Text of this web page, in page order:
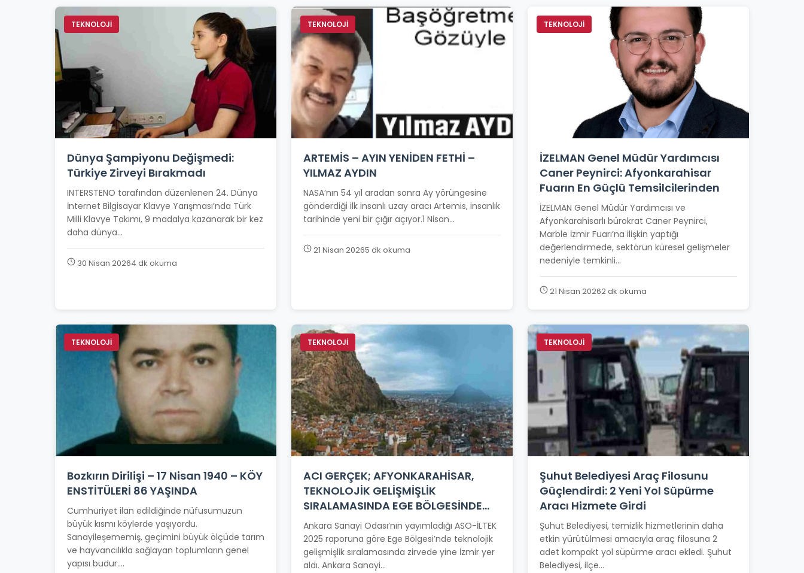
TEKNOLOJİ
Dünya Şampiyonu Değişmedi:
Türkiye Zirveyi Bırakmadı
INTERSTENO tarafından düzenlenen 24. Dünya
İnternet Bilgisayar Klavye Yarışması’nda Türk
Milli Klavye Takımı, 9 madalya kazanarak bir kez
daha dünya...
30 Nisan 20264 dk okuma
TEKNOLOJİ
ARTEMİS – AYIN YENİDEN FETHİ –
YILMAZ AYDIN
NASA’nın 54 yıl aradan sonra Ay yörüngesine
gönderdiği ilk insanlı uzay aracı Artemis, insanlık
tarihinde yeni bir çığır açıyor.1 Nisan...
21 Nisan 20265 dk okuma
TEKNOLOJİ
İZELMAN Genel Müdür Yardımcısı
Caner Peynirci: Afyonkarahisar
Fuarın En Güçlü Temsilcilerinden
İZELMAN Genel Müdür Yardımcısı ve
Afyonkarahisarlı bürokrat Caner Peynirci,
Marble İzmir Fuarı’na ilişkin yaptığı
değerlendirmede, sektörün küresel gelişmeler
nedeniyle temkinli...
21 Nisan 20262 dk okuma
TEKNOLOJİ
Bozkırın Dirilişi – 17 Nisan 1940 – KÖY
ENSTİTÜLERİ 86 YAŞINDA
Cumhuriyet ilan edildiğinde nüfusumuzun
büyük kısmı köylerde yaşıyordu.
Sanayileşememiş, geçimini büyük ölçüde tarım
ve hayvancılıkla sağlayan toplumların genel
yapısı budur....
TEKNOLOJİ
ACI GERÇEK; AFYONKARAHİSAR,
TEKNOLOJİK GELİŞMİŞLİK
SIRALAMASINDA EGE BÖLGESİNDE
SONUNCU
Ankara Sanayi Odası’nın yayımladığı ASO-İLTEK
2025 raporuna göre Ege Bölgesi’nde teknolojik
gelişmişlik sıralamasında zirvede yine İzmir yer
aldı. Ankara Sanayi...
TEKNOLOJİ
Şuhut Belediyesi Araç Filosunu
Güçlendirdi: 2 Yeni Yol Süpürme
Aracı Hizmete Girdi
Şuhut Belediyesi, temizlik hizmetlerinin daha
etkin yürütülmesi amacıyla araç filosuna 2
adet kompakt yol süpürme aracı ekledi. Şuhut
Belediyesi, ilçe...